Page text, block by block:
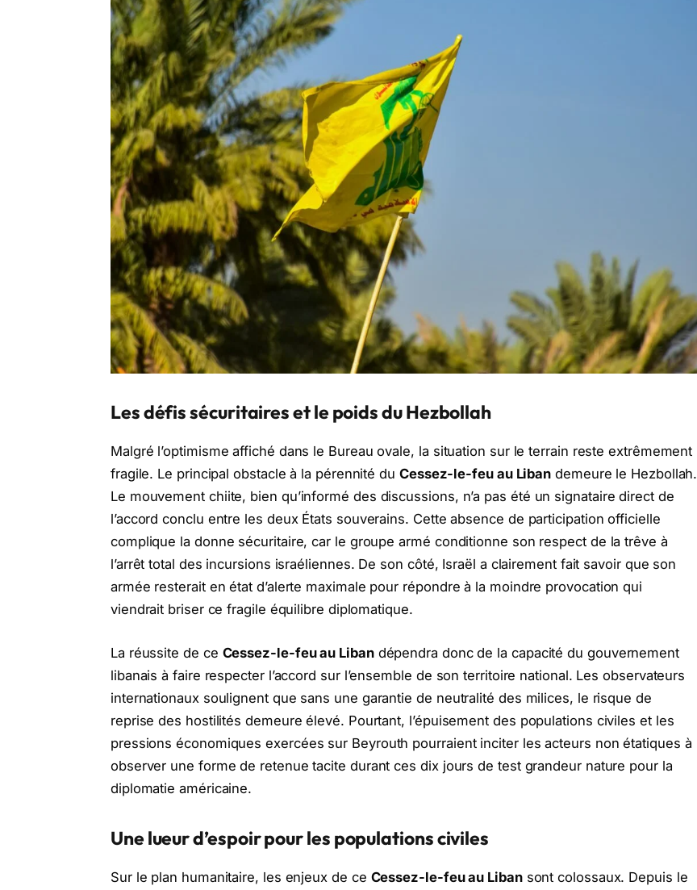
Les défis sécuritaires et le poids du Hezbollah
Malgré l’optimisme affiché dans le Bureau ovale, la situation sur le terrain reste extrêmement
fragile. Le principal obstacle à la pérennité du Cessez-le-feu au Liban demeure le Hezbollah.
Le mouvement chiite, bien qu’informé des discussions, n’a pas été un signataire direct de
l’accord conclu entre les deux États souverains. Cette absence de participation officielle
complique la donne sécuritaire, car le groupe armé conditionne son respect de la trêve à
l’arrêt total des incursions israéliennes. De son côté, Israël a clairement fait savoir que son
armée resterait en état d’alerte maximale pour répondre à la moindre provocation qui
viendrait briser ce fragile équilibre diplomatique.
La réussite de ce Cessez-le-feu au Libandépendra donc de la capacité du gouvernement
libanais à faire respecter l’accord sur l’ensemble de son territoire national. Les observateurs
internationaux soulignent que sans une garantie de neutralité des milices, le risque de
reprise des hostilités demeure élevé. Pourtant, l’épuisement des populations civiles et les
pressions économiques exercées sur Beyrouth pourraient inciter les acteurs non étatiques à
observer une forme de retenue tacite durant ces dix jours de test grandeur nature pour la
diplomatie américaine.
Une lueur d’espoir pour les populations civiles
Sur le plan humanitaire, les enjeux de ce Cessez-le-feu au Libansont colossaux. Depuis le